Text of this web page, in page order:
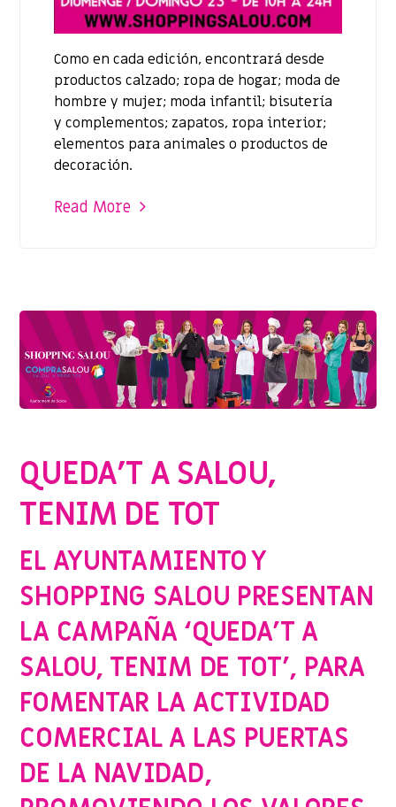
Como en cada edición, encontrará desde
productos calzado; ropa de hogar; moda de
hombre y mujer; moda infantil; bisutería
y complementos; zapatos, ropa interior;
elementos para animales o productos de
decoración.
Read More
QUEDA’T A SALOU,
TENIM DE TOT
EL AYUNTAMIENTO Y
SHOPPING SALOU PRESENTAN
LA CAMPAÑA ‘QUEDA’T A
SALOU, TENIM DE TOT’, PARA
FOMENTAR LA ACTIVIDAD
COMERCIAL A LAS PUERTAS
DE LA NAVIDAD,